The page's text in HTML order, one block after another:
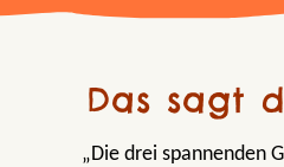
Das sagt
„Die drei spannenden